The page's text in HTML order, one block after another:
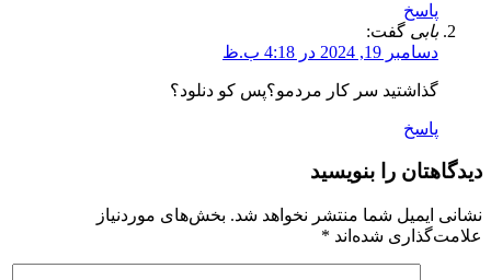
پاسخ
بابی گفت:
دسامبر 19, 2024 در 4:18 ب.ظ
گذاشتید سر کار مردمو؟پس کو دنلود؟
پاسخ
دیدگاهتان را بنویسید
نشانی ایمیل شما منتشر نخواهد شد. بخش‌های موردنیاز
علامت‌گذاری شده‌اند *